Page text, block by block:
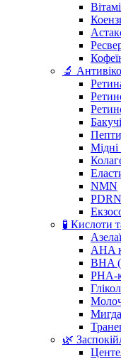
🔬
NMN
🧪 Кислоти
AHA
BHA
PHA-
🌿